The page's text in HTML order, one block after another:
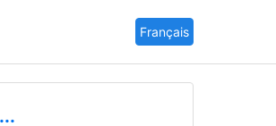
Français